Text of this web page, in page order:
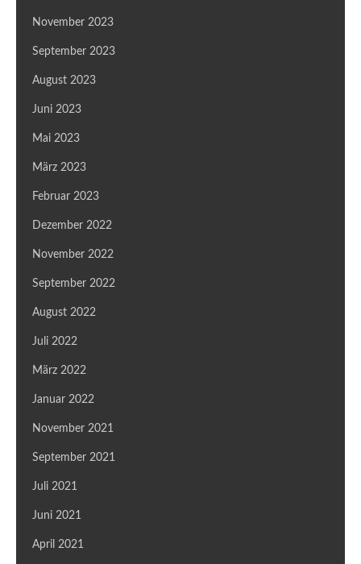
November 2023
September 2023
August 2023
Juni 2023
Mai 2023
März 2023
Februar 2023
Dezember 2022
November 2022
September 2022
August 2022
Juli 2022
März 2022
Januar 2022
November 2021
September 2021
Juli 2021
Juni 2021
April 2021